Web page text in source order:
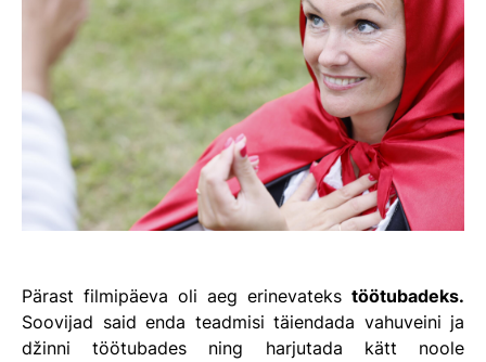
Pärast filmipäeva oli aeg erinevateks töötubadeks.
Soovijad said enda teadmisi täiendada vahuveini ja
džinni töötubades ning harjutada kätt noole